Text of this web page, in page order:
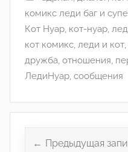
комикс леди баг и
Кот Нуар, кот-нуар,
кот комикс, леди и кот,
дружба, отношения,
ЛедиНуар, сообщения
Предыдущая